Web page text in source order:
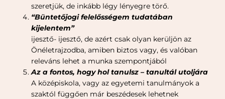
szeretjük, de inkább légy lényegre törő.
“Büntetőjogi felelősségem tudatában
kijelentem”
ijesztő- ijesztő, de azért csak olyan kerüljön az
Önéletrajzodba, amiben biztos vagy, és valóban
releváns lehet a munka szempontjából
Az a fontos, hogy hol tanulsz – tanultál utoljára
A középiskola, vagy az egyetemi tanulmányok a
szaktól függően már beszédesek lehetnek